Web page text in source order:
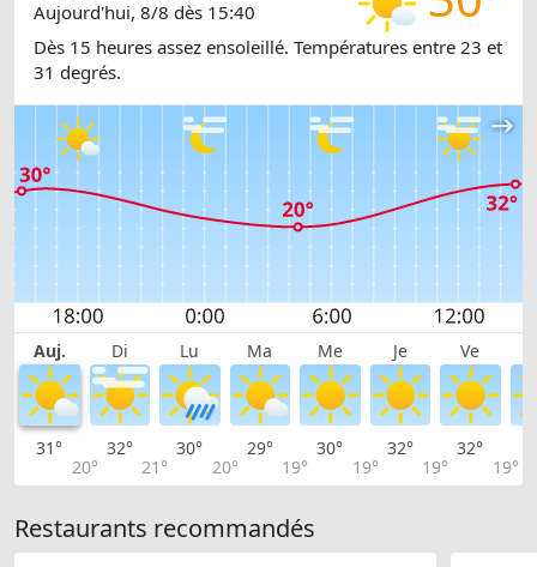
Aujourd'hui, 8/8 dès 15:40
Dès 15 heures assez ensoleillé. Températures entre 23 et
31 degrés.
Auj. Di Lu Ma Me Je Ve
31°
20°
32°
21°
30°
20°
29°
19°
30°
19°
32°
19°
32°
19°
Restaurants recommandés